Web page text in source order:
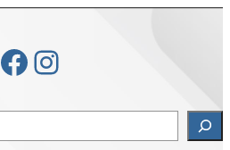
Facebook Instagram